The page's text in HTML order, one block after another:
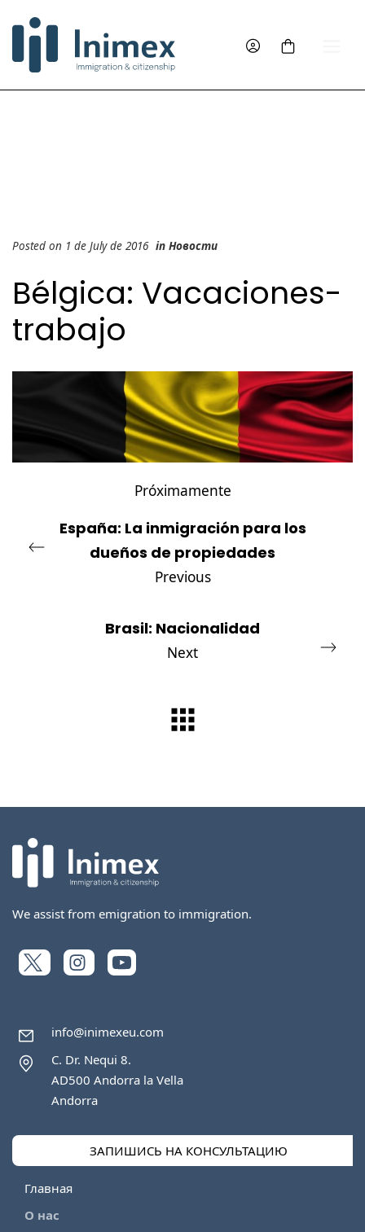
Posted on 1 de July de 2016 in Новости
Bélgica: Vacaciones-
trabajo
Próximamente
España: La inmigración para los
dueños de propiedades
Previous
Brasil: Nacionalidad
Next
We assist from emigration to immigration.
info@inimexeu.com
C. Dr. Nequi 8.
AD500 Andorra la Vella
Andorra
ЗАПИШИСЬ НА КОНСУЛЬТАЦИЮ
Главная
О нас